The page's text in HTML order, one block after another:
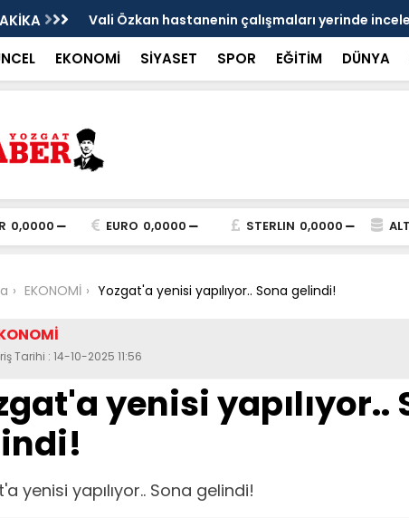
Vali Özkan hastanenin çalışmaları yerinde
EKONOMİ SİYASET SPOR EĞİTİM DÜNYA
0,0000 EURO 0,0000 STERLIN 0,0000
EKONOMİ Yozgat'a yenisi yapılıyor.. Sona gelindi!
Tarihi : 14-10-2025 11:56
yenisi yapılıyor..
yenisi yapılıyor.. Sona gelindi!